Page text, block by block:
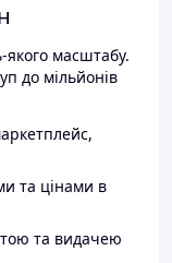
якого масштабу.
до мільйонів
та цінами в
та видачею